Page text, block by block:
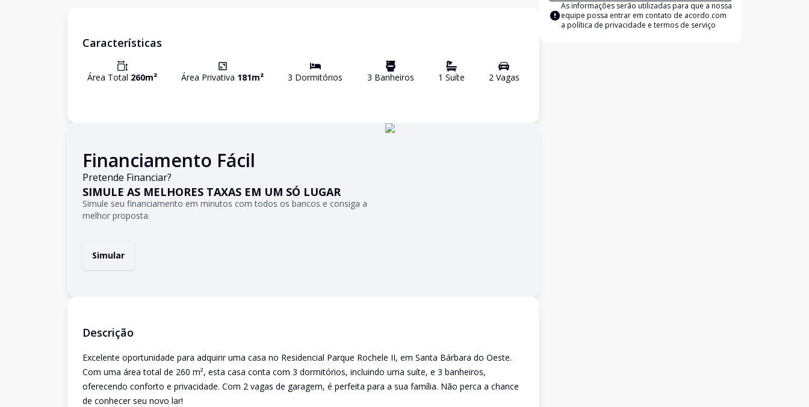
Características
Área Total 260m² Área Privativa 181m² 3 Dormitórios 3 Banheiros 1 Suíte 2Vagas
Financiamento Fácil
Pretende Financiar?
SIMULE AS MELHORES TAXAS EM UM SÓ LUGAR
Simule seu financiamento em minutos com todos os bancos e consiga a
melhor proposta.
Simular
Descrição
Excelente oportunidade para adquirir uma casa no Residencial Parque Rochele II, em Santa Bárbara do Oeste.
Com uma área total de 260 m², esta casa conta com 3 dormitórios, incluindo uma suíte, e 3 banheiros,
oferecendo conforto e privacidade. Com 2 vagas de garagem, é perfeita para a sua família. Não perca a chance
de conhecer seu novo lar!
As informações serão utilizadas para que a nossa
equipe possa entrar em contato de acordo com
a política de privacidade e termos de serviço